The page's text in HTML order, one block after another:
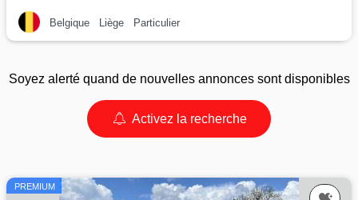
Belgique Liège Particulier
Soyez alerté quand de nouvelles annonces sont disponibles
Activez la recherche
PREMIUM